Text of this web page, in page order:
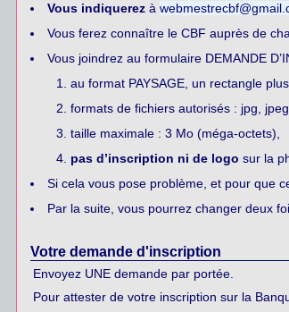
Vous indiquerez à
Vous ferez connaître le CBF auprès de
Vous joindrez au formulaire DEMANDE
au format PAYSAGE, un rectangle
formats de fichiers autorisés : jpg,
taille maximale : 3 Mo (méga-octets),
pas d’inscription ni de logo sur la
Si cela vous pose problème, et pour que
Par la suite, vous pourrez changer deux
Votre demande d'inscription
Envoyez UNE demande par portée.
Pour attester de votre inscription sur la